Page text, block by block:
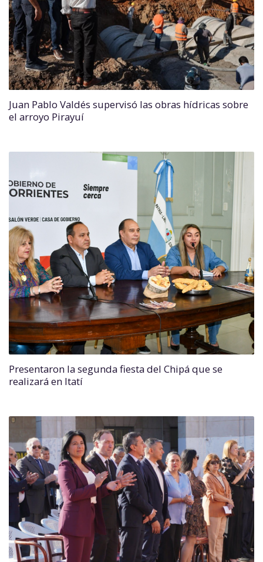
Juan Pablo Valdés supervisó las obras hídricas sobre
el arroyo Pirayuí
Presentaron la segunda fiesta del Chipá que se
realizará en Itatí